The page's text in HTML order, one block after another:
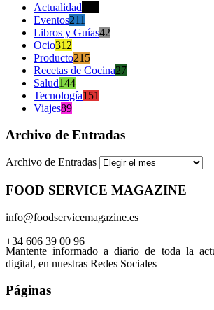
Actualidad
Eventos211
Libros y Guías42
Ocio312
Producto215
Recetas de Cocina27
Salud144
Tecnología151
Viajes89
Archivo de Entradas
Archivo de Entradas
FOOD SERVICE MAGAZINE
info@foodservicemagazine.es
+34 606 39 00 96
Mantente informado a diario de toda la
digital, en nuestras Redes Sociales
Páginas